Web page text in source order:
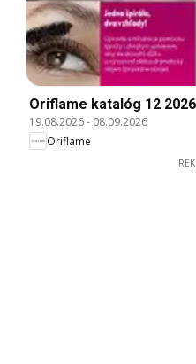
Oriflame katalóg 12 2026
19.08.2026- 08.09.2026
Oriflame